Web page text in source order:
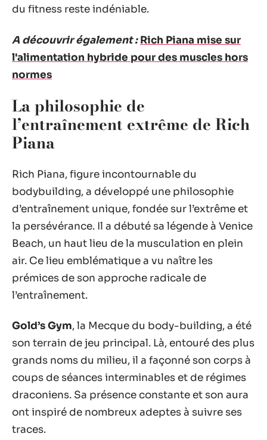
du fitness reste indéniable.
A découvrir également : Rich Piana mise sur
l'alimentation hybride pour des muscles hors
normes
La philosophie de
l’entraînement extrême de Rich
Piana
Rich Piana, figure incontournable du
bodybuilding, a développé une philosophie
d’entraînement unique, fondée sur l’extrême et
la persévérance. Il a débuté sa légende à Venice
Beach, un haut lieu de la musculation en plein
air. Ce lieu emblématique a vu naître les
prémices de son approche radicale de
l’entraînement.
Gold’s Gym, la Mecque du body-building, a été
son terrain de jeu principal. Là, entouré des plus
grands noms du milieu, il a façonné son corps à
coups de séances interminables et de régimes
draconiens. Sa présence constante et son aura
ont inspiré de nombreux adeptes à suivre ses
traces.